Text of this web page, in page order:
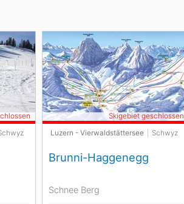
Luzern - Vierwaldstättersee Schwyz
Brunni-Haggenegg
Skigebiet geschlossen
Schnee Berg